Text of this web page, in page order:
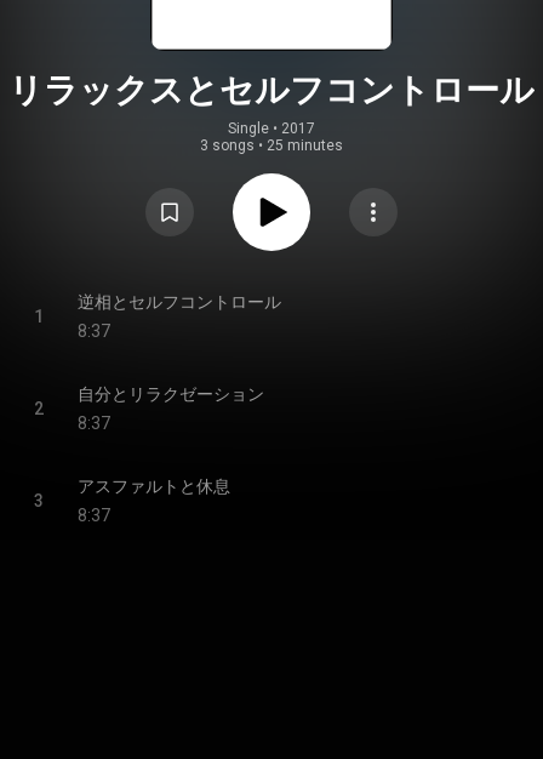
リラックスとセルフコントロール
Single • 2017
3 songs • 25 minutes
1
逆相とセルフコントロール
8:37
2
自分とリラクゼーション
8:37
3
アスファルトと休息
8:37